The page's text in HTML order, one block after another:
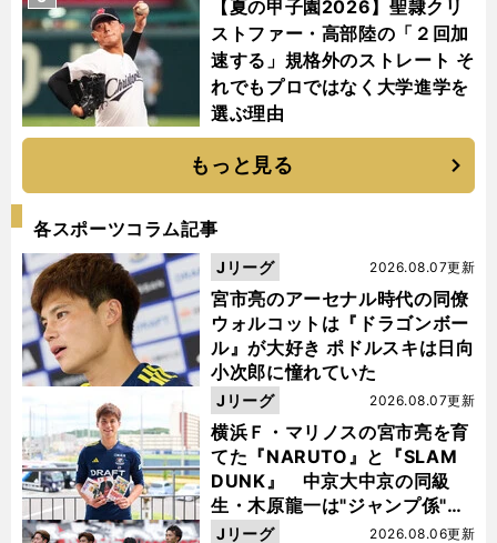
【夏の甲子園2026】聖隷クリ
ストファー・高部陸の「２回加
速する」規格外のストレート そ
れでもプロではなく大学進学を
選ぶ理由
もっと見る
各スポーツコラム記事
宮市亮のアーセナル時代の同僚
ウォルコットは『ドラゴンボー
ル』が大好き ポドルスキは日向
小次郎に憧れていた
2026.08.07更新
Jリーグ
横浜Ｆ・マリノスの宮市亮を育
てた『NARUTO』と『SLAM
DUNK』 中京大中京の同級
生・木原龍一は"ジャンプ係"だ
った
2026.08.07更新
Jリーグ
2026.08.06更新
Jリーグ